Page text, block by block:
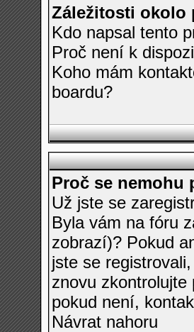
Záležitosti okolo
Kdo napsal tento
Proč není k
Koho mám
boardu?
Proč se nemohu
Už jste se
Byla vám na fóru
zobrazí)? Pokud
jste se
znovu
pokud není,
Návrat nahoru